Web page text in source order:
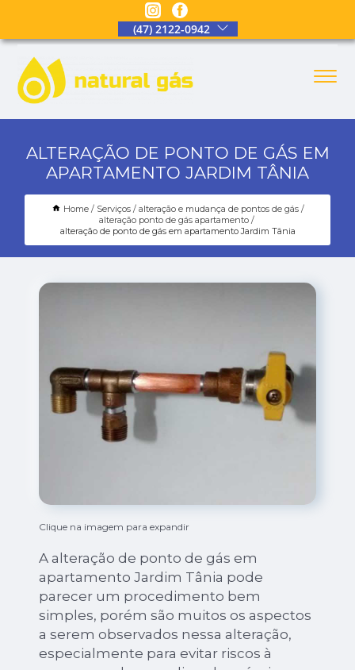
(47) 2122-0942
ALTERAÇÃO DE PONTO DE GÁS EM
APARTAMENTO JARDIM TÂNIA
Home Serviços
alteração e mudança de pontos de gás
alteração ponto de gás apartamento
alteração de ponto de gás em apartamento Jardim Tânia
Clique na imagem para expandir
A alteração de ponto de gás em
apartamento Jardim Tânia pode
parecer um procedimento bem
simples, porém são muitos os aspectos
a serem observados nessa alteração,
especialmente para evitar riscos à